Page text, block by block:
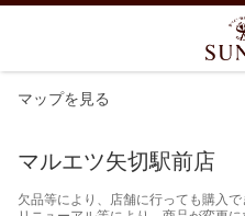
マップを見る
マルエツ矢切駅前店
欠品等により、店舗に行っても購入